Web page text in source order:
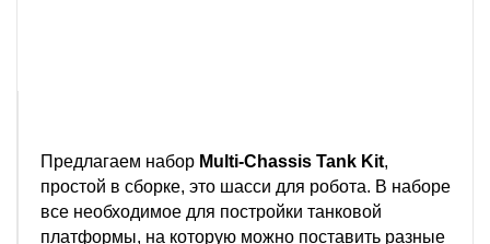
Предлагаем набор Multi-Chassis Tank Kit,
простой в сборке, это шасси для робота. В наборе
все необходимое для постройки танковой
платформы, на которую можно поставить разные